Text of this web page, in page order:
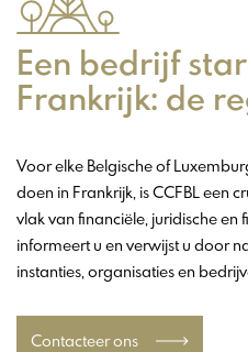
Een bedrijf
Frankrijk: de
Voor elke Belgische of
doen in Frankrijk, is CCFBL een
vlak van financiële, juridische en
informeert u en verwijst u door
instanties, organisaties en
Contacteer ons